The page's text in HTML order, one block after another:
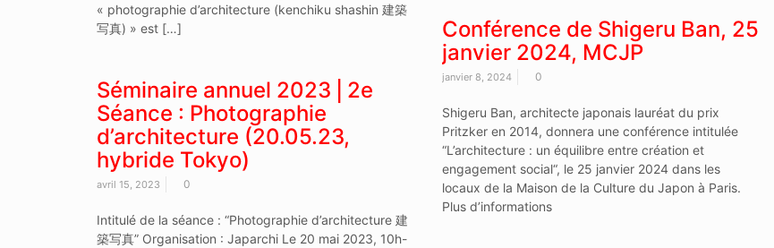
« photographie d’architecture (kenchiku shashin 建築
写真) » est […]
Conférence de Shigeru Ban, 25
janvier 2024, MCJP
janvier 8, 2024 0
Shigeru Ban, architecte japonais lauréat du prix
Pritzker en 2014, donnera une conférence intitulée
“L’architecture : un équilibre entre création et
engagement social“, le 25 janvier 2024 dans les
locaux de la Maison de la Culture du Japon à Paris.
Plus d’informations
Séminaire annuel 2023 ⎜2e
Séance : Photographie
d’architecture (20.05.23,
hybride Tokyo)
avril 15, 2023 0
Intitulé de la séance : “Photographie d’architecture 建
築写真” Organisation : Japarchi Le 20 mai 2023, 10h-